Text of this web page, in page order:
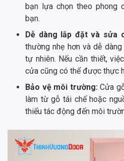
bạn lựa chọn theo phong
bạn.
Dễ dàng lắp đặt và sửa
thường nhẹ hơn và dễ
tự nhiên. Nếu cần thiết,
cửa cũng có thể được thực
Bảo vệ môi trường: Cửa
làm từ gỗ tái chế hoặc
thiểu tác động đến môi